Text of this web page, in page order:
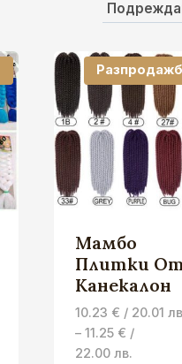
Мамбо
Плитки
Канекалон
10.23 € / 20.01
– 11.25 € /
22.00 лв.